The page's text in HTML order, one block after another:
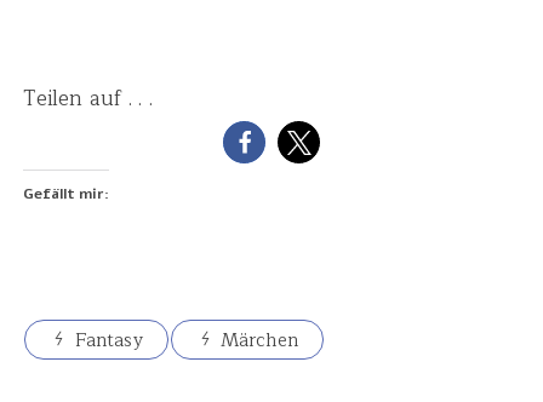
Teilen auf . . .
Gefällt mir:
Fantasy Märchen